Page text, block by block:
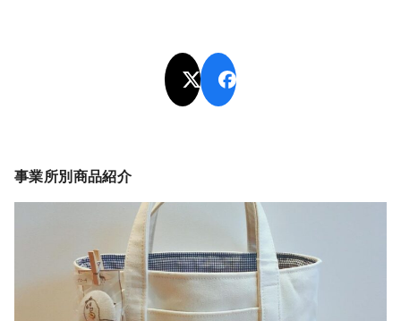
事業所別商品紹介